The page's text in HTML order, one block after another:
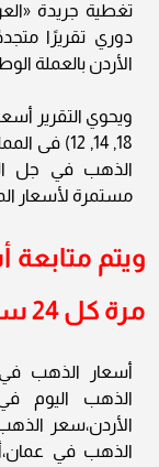
دوري تقريرًا
الأردن بالعملة
18, 14, 12)
الذهب في جل
مستمرة لأسعار
ويتم متابعة
مرة كل 24 ساعة.
الذهب اليوم
الأردن،سعر
الذهب في